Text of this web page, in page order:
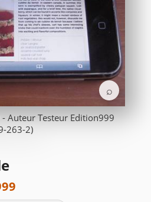
⌕
Auteur Testeur Edition999
263-2)